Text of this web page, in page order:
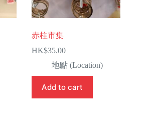
赤柱市集
HK$35.00
地點 (Location)
Add to cart